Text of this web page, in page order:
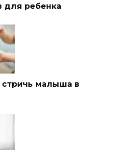
для ребенка
малыша в